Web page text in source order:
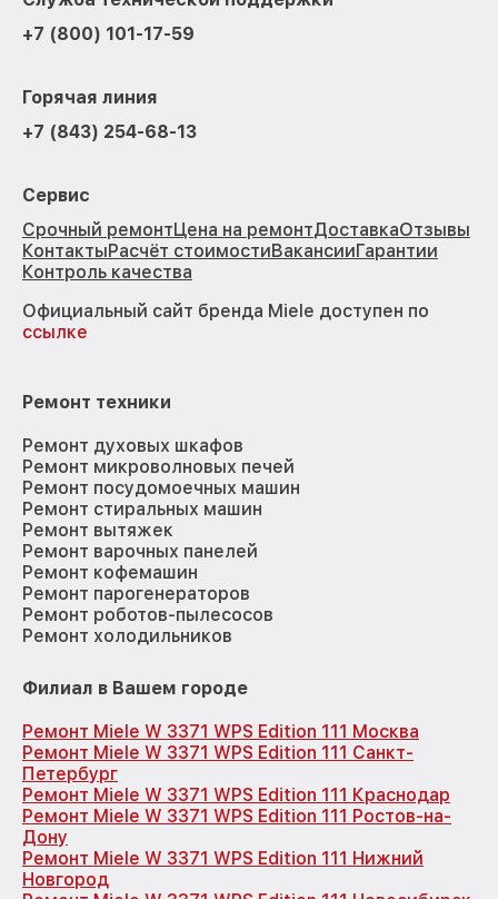
+7 (800) 101-17-59
Горячая линия
+7 (843) 254-68-13
Сервис
Срочный ремонтЦена на ремонтДоставкаОтзывы
КонтактыРасчёт стоимостиВакансииГарантии
Контроль качества
Официальный сайт бренда Miele доступен по
ссылке
Ремонт техники
Ремонт духовых шкафов
Ремонт микроволновых печей
Ремонт посудомоечных машин
Ремонт стиральных машин
Ремонт вытяжек
Ремонт варочных панелей
Ремонт кофемашин
Ремонт парогенераторов
Ремонт роботов-пылесосов
Ремонт холодильников
Филиал в Вашем городе
Ремонт Miele W 3371 WPS Edition 111 Москва
Ремонт Miele W 3371 WPS Edition 111 Санкт-
Петербург
Ремонт Miele W 3371 WPS Edition 111 Краснодар
Ремонт Miele W 3371 WPS Edition 111 Ростов-на-
Дону
Ремонт Miele W 3371 WPS Edition 111 Нижний
Новгород